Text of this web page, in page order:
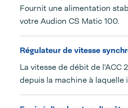
Fournit une alimentation
votre Audion CS Matic 100.
Régulateur de vitesse
La vitesse de débit de l'ACC
depuis la machine à laquelle